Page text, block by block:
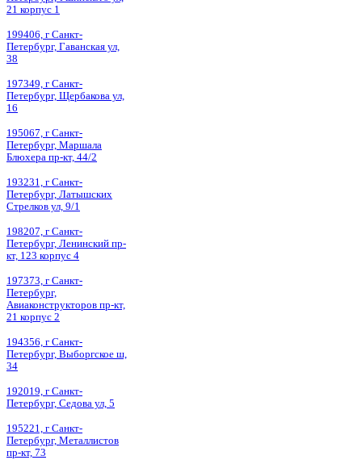
21 корпус 1
199406, г Санкт-
Петербург, Гаванская ул,
38
197349, г Санкт-
Петербург, Щербакова ул,
16
195067, г Санкт-
Петербург, Маршала
Блюхера пр-кт, 44/2
193231, г Санкт-
Петербург, Латышских
Стрелков ул, 9/1
198207, г Санкт-
Петербург, Ленинский пр-
кт, 123 корпус 4
197373, г Санкт-
Петербург,
Авиаконструкторов пр-кт,
21 корпус 2
194356, г Санкт-
Петербург, Выборгское ш,
34
192019, г Санкт-
Петербург, Седова ул, 5
195221, г Санкт-
Петербург, Металлистов
пр-кт, 73